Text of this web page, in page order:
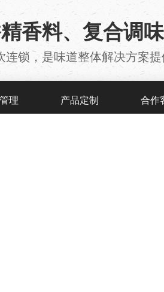
香料、复合调
连锁，是味道整体解决方案
理 产品定制 合作